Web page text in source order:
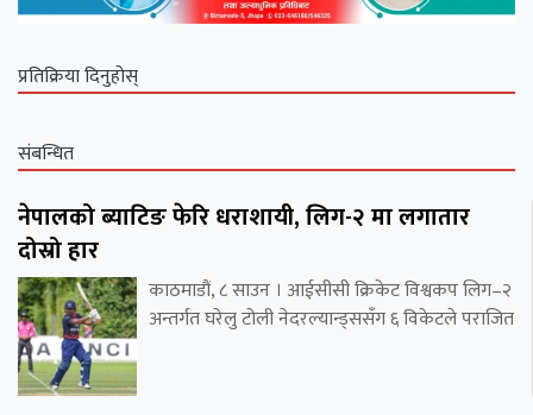
प्रतिक्रिया दिनुहोस्
संबन्धित
नेपालको ब्याटिङ फेरि धराशायी, लिग-२ मा लगातार
दोस्रो हार
काठमाडौं, ८ साउन । आईसीसी क्रिकेट विश्वकप लिग–२
अन्तर्गत घरेलु टोली नेदरल्यान्ड्ससँग ६ विकेटले पराजित